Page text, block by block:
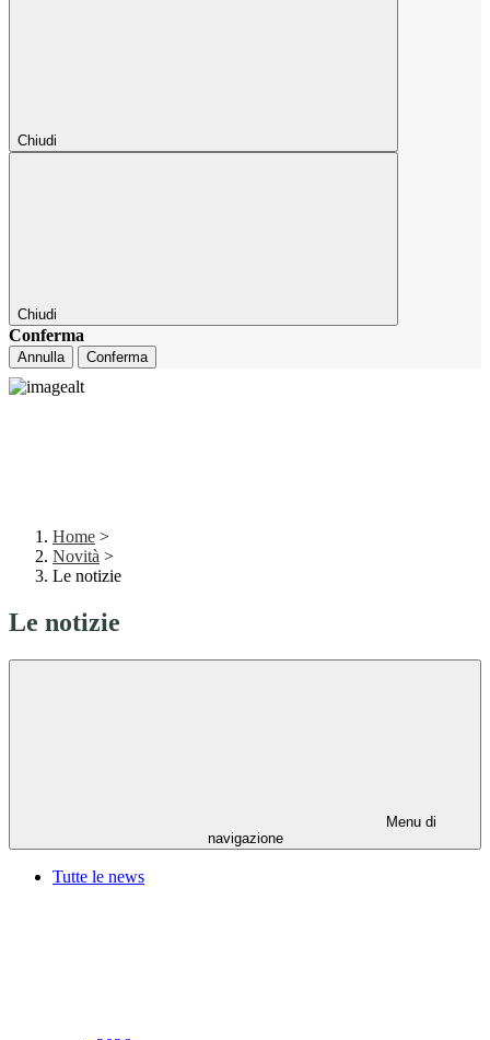
Chiudi
Chiudi
Conferma
Annulla Conferma
Home >
Novità >
Le notizie
Le notizie
Menu di
navigazione
Tutte le news